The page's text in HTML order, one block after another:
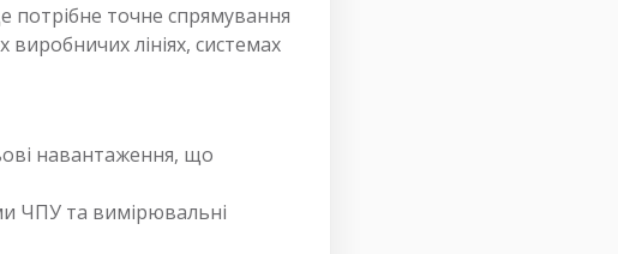
потрібне точне спрямування
лініях, системах
навантаження, що
ЧПУ та вимірювальні